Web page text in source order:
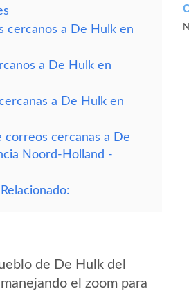
cercanos a De Hulk en
a De Hulk en
a De Hulk en
correos cercanas a De
Noord-Holland -
de De Hulk del
el zoom para